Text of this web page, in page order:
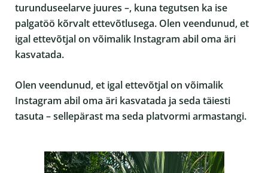
turunduseelarve juures –, kuna tegutsen ka ise
palgatöö kõrvalt ettevõtlusega. Olen veendunud, et
igal ettevõtjal on võimalik Instagram abil oma äri
kasvatada.
Olen veendunud, et igal ettevõtjal on võimalik
Instagram abil oma äri kasvatada ja seda täiesti
tasuta – sellepärast ma seda platvormi armastangi.